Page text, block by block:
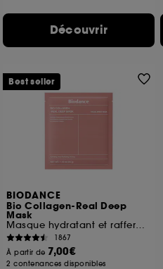
Découvrir
BIODANCE
Bio Collagen-Real Deep
Mask
Masque hydratant et raffermissant
1867
À partir de 7,00€
2 contenances disponibles
Best seller